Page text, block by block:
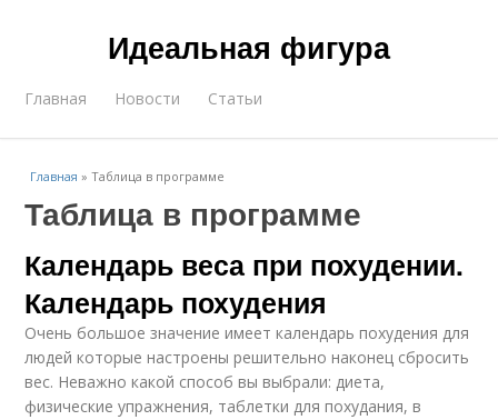
Идеальная фигура
Главная Новости Статьи
Главная »Таблица в программе
Таблица в программе
Календарь веса при похудении.
Календарь похудения
Очень большое значение имеет календарь похудения для
людей которые настроены решительно наконец сбросить
вес. Неважно какой способ вы выбрали: диета,
физические упражнения, таблетки для похудания, в